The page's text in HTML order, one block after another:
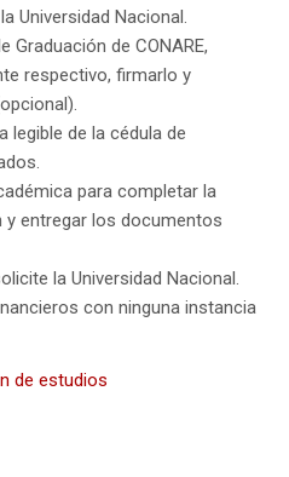
Universidad Nacional.
Graduación de CONARE,
respectivo, firmarlo y
legible de la cédula de
para completar la
entregar los documentos
la Universidad Nacional.
con ninguna instancia
de estudios